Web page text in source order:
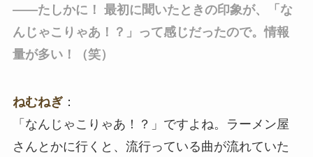
――たしかに！ 最初に聞いたときの印象が、「な
んじゃこりゃあ！？」って感じだったので。情報
量が多い！（笑）
ねむねぎ：
「なんじゃこりゃあ！？」ですよね。ラーメン屋
さんとかに行くと、流行っている曲が流れていた